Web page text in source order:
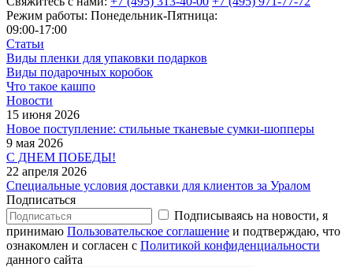
Режим работы: Понедельник-Пятница:
09:00-17:00
Статьи
Виды пленки для упаковки подарков
Виды подарочных коробок
Что такое кашпо
Новости
15 июня 2026
Новое поступление: стильные тканевые сумки-шопперы
9 мая 2026
С ДНЕМ ПОБЕДЫ!
22 апреля 2026
Специальные условия доставки для клиентов за Уралом
Подписаться
Подписываясь на новости, я
принимаю Пользовательское соглашение и подтверждаю, что
ознакомлен и согласен с Политикой конфиденциальности
данного сайта